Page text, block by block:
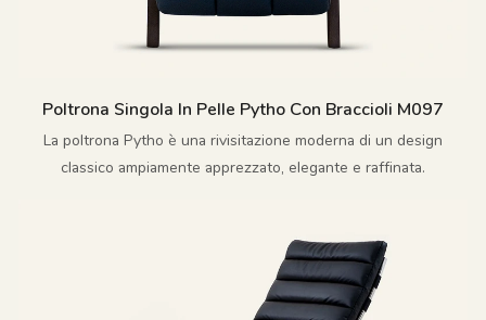
Poltrona Singola In Pelle Pytho Con Braccioli M097
La poltrona Pytho è una rivisitazione moderna di un design
classico ampiamente apprezzato, elegante e raffinata.